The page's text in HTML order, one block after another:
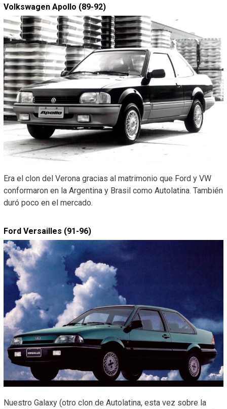
Volkswagen Apollo (89-92)
Era el clon del Verona gracias al matrimonio que Ford y VW
conformaron en la Argentina y Brasil como Autolatina. También
duró poco en el mercado.
Ford Versailles (91-96)
Nuestro Galaxy (otro clon de Autolatina, esta vez sobre la